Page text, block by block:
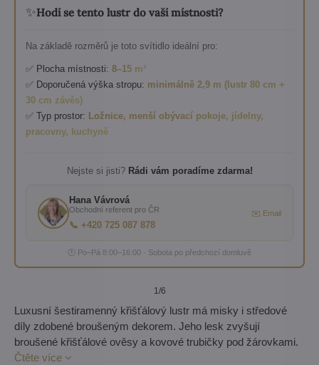
✨Hodí se tento lustr do vaší místnosti?
Na základě rozměrů je toto svítidlo ideální pro:
✅ Plocha místnosti: 8–15 m²
✅ Doporučená výška stropu: minimálně 2,9 m (lustr 80 cm +
30 cm závěs)
✅ Typ prostor: Ložnice, menší obývací pokoje, jídelny,
pracovny, kuchyně
Nejste si jisti? Rádi vám poradíme zdarma!
Hana Vávrová
Obchodní referent pro ČR
📞 +420 725 087 878
✉️ Email
🕐 Po–Pá 8:00–16:00 · Sobota po předchozí domluvě
1/6
Luxusní šestiramenný křišťálový lustr má misky i středové
díly zdobené broušeným dekorem. Jeho lesk zvyšují
broušené křišťálové ověsy a kovové trubičky pod žárovkami.
Čtěte více